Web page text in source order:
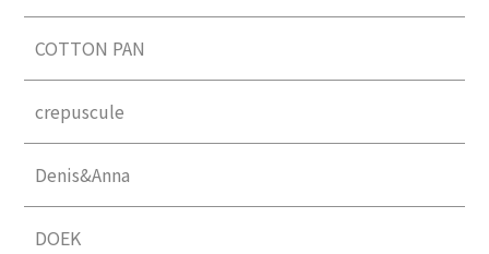
COTTON PAN
crepuscule
Denis&Anna
DOEK